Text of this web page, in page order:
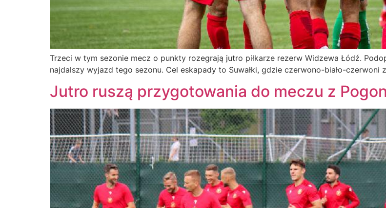
Trzeci w tym sezonie mecz o punkty rozegrają jutro piłkarze rezerw Widzewa Łódź.
najdalszy wyjazd tego sezonu. Cel eskapady to Suwałki, gdzie czerwono-biało-czerwoni
Jutro ruszą przygotowania do meczu z